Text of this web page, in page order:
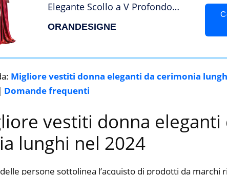
Elegante Scollo a V Profondo
Vestito A Pieghe Velluto Abito
ORANDESIGNE
Migliore vestiti donna eleganti da cerimonia
Domande frequenti
vestiti donna eleganti
lunghi nel 2024
persone sottolinea l’acquisto di prodotti da marchi